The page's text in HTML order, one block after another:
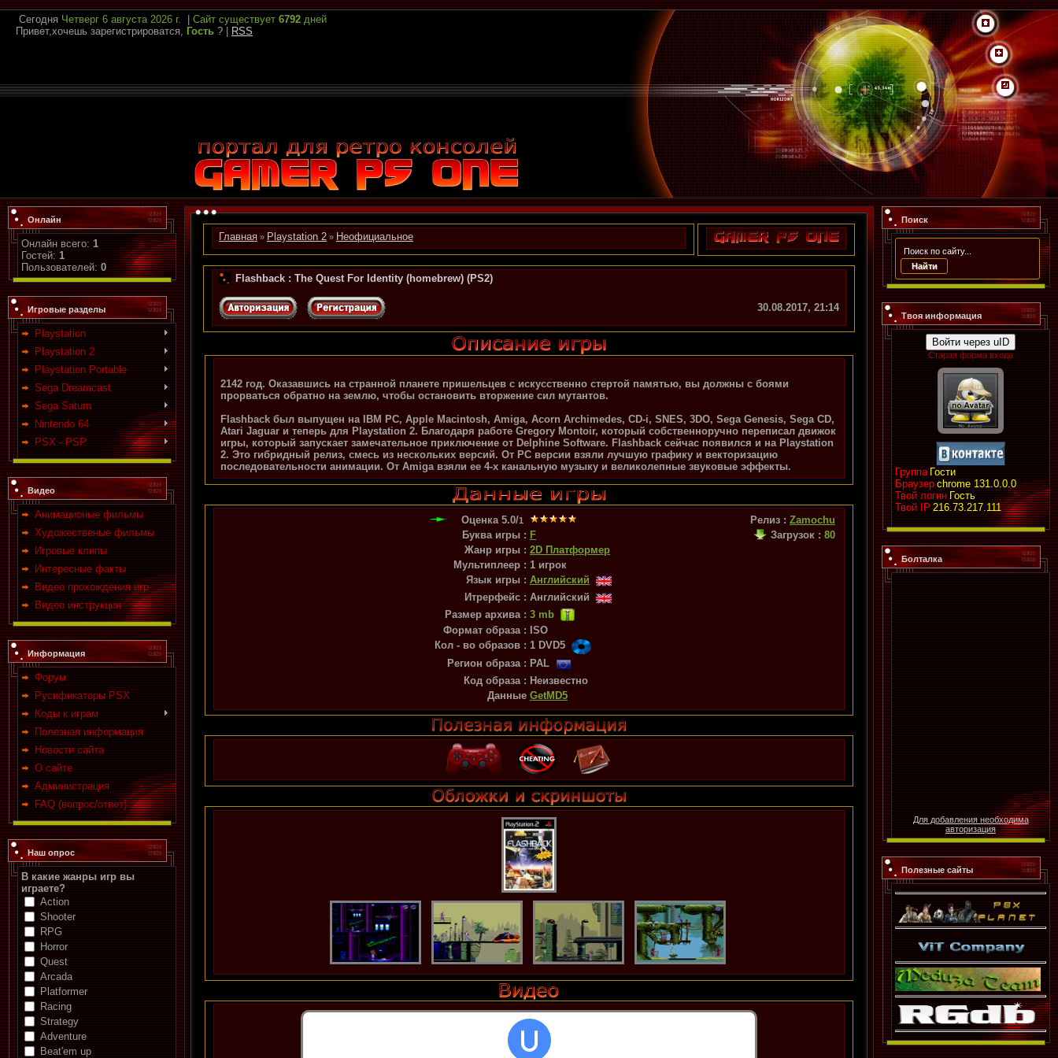
Сегодня Четверг 6 августа 2026 г. Сайт существует 6792 дней
Привет,хочешь зарегистрироватся, Гость ? RSS
Онлайн
Онлайн всего: 1
Гостей: 1
Пользователей: 0
Игровые разделы
Playstation
Playstation 2
Playstation Portable
Sega Dreamcast
Sega Saturn
Nintendo 64
PSX - PSP
Видео
Анимационые фильмы
Художественые фильмы
Игровые клипы
Интересные факты
Видео прохождения игр
Видео инструкции
Информация
Форум
Русификаторы PSX
Коды к играм
Полезная информация
Новости сайта
О сайте
Администрация
FAQ (вопрос/ответ)
Наш опрос
В какие жанры игр вы
играете?
Action
Shooter
RPG
Horror
Quest
Arcada
Platformer
Racing
Strategy
Adventure
Beat'em up
Главная » Playstation 2 » Неофициальное
Flashback : The Quest For Identity (homebrew) (PS2)
30.08.2017, 21:14
2142 год. Оказавшись на странной планете пришельцев с искусственно стертой памятью, вы должны с боями
прорваться обратно на землю, чтобы остановить вторжение сил мутантов.
Flashback был выпущен на IBM PC, Apple Macintosh, Amiga, Acorn Archimedes, CD-i, SNES, 3DO, Sega Genesis, Sega CD,
Atari Jaguar и теперь для Playstation 2. Благодаря работе Gregory Montoir, который собственноручно переписал движок
игры, который запускает замечательное приключение от Delphine Software. Flashback сейчас появился и на Playstation
2. Это гибридный релиз, смесь из нескольких версий. От PC версии взяли лучшую графику и векторизацию
последовательности анимации. От Amiga взяли ее 4-х канальную музыку и великолепные звуковые эффекты.
Оценка 5.0/1 Релиз : Zamochu
Буква игры : F Загрузок : 80
Жанр игры : 2D Платформер
Мультиплеер : 1 игрок
Язык игры : Английский
Итрерфейс : Английский
Размер архива : 3 mb
Формат образа : ISO
Кол - во образов : 1 DVD5
Регион образа : PAL
Код образа : Неизвестно
Данные GetMD5
Поиск
Твоя информация
Войти через uID
Старая форма входа
Группа Гости
Браузер chrome 131.0.0.0
Твой логин Гость
Твой IP 216.73.217.111
Болталка
Для добавления необходима
авторизация
Полезные сайты